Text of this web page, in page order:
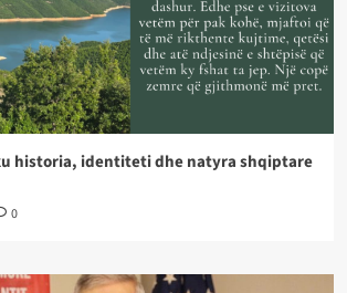
historia, identiteti dhe natyra shqiptare
0